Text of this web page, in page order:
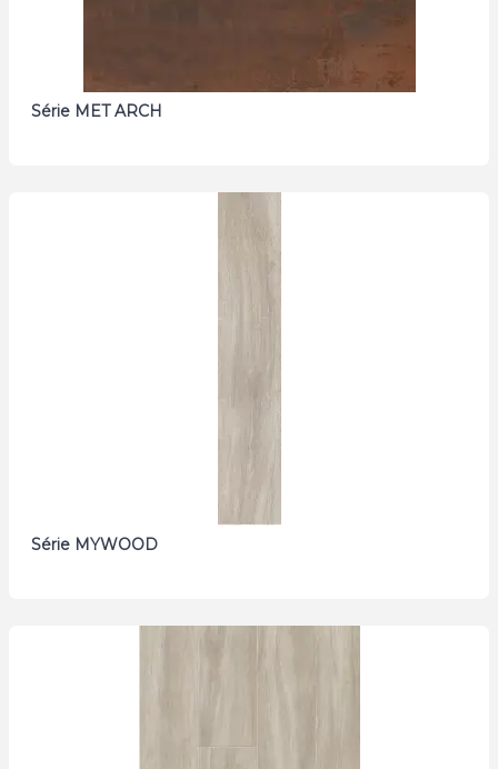
Série MET ARCH
Série MYWOOD